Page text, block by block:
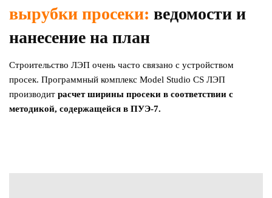
вырубки просеки: ведомости и
нанесение на план
Строительство ЛЭП очень часто связано с устройством
просек. Программный комплекс Model Studio CS ЛЭП
производит расчет ширины просеки в соответствии с
методикой, содержащейся в ПУЭ-7.